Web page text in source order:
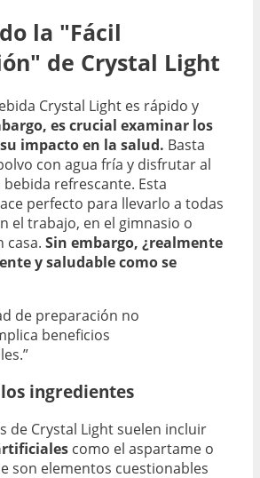
la "Fácil
de Crystal Light
Crystal Light es rápido y
es crucial examinar los
impacto en la salud. Basta
con agua fría y disfrutar al
refrescante. Esta
perfecto para llevarlo a todas
el trabajo, en el gimnasio o
casa. Sin embargo, ¿realmente
y saludable como se
de preparación no
beneficios
ingredientes
de Crystal Light suelen incluir
como el aspartame o
son elementos cuestionables